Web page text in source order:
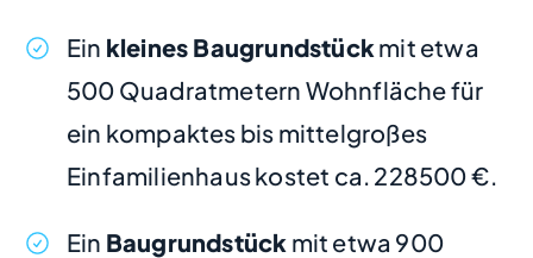
Ein kleines Baugrundstückmit etwa
500 Quadratmetern Wohnfläche für
ein kompaktes bis mittelgroßes
Einfamilienhaus kostet ca. 228500 €.
Ein Baugrundstück mit etwa 900